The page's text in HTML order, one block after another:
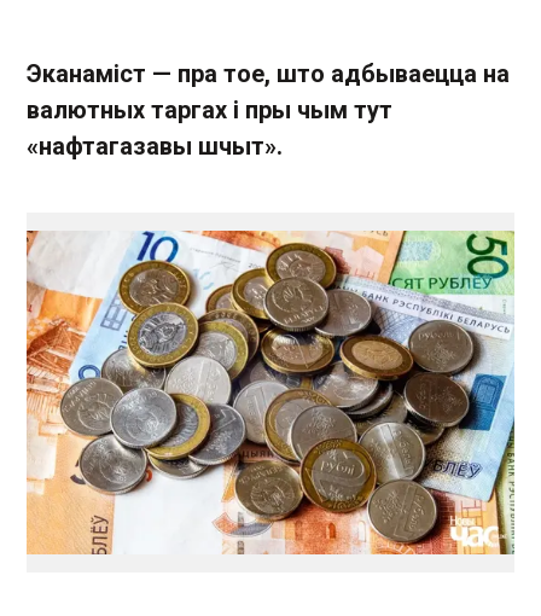
Эканаміст — пра тое, што адбываецца на
валютных таргах і пры чым тут
«нафтагазавы шчыт».